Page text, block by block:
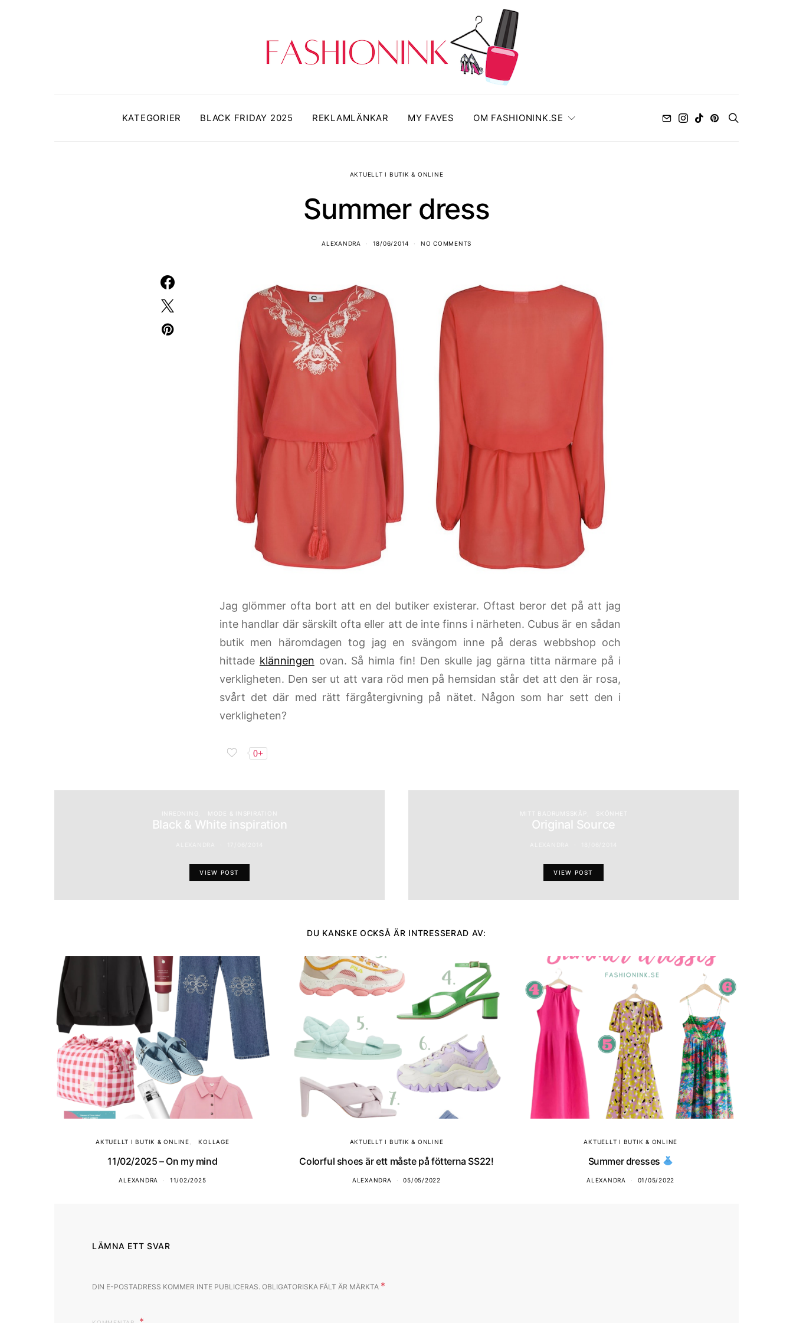
KATEGORIER BLACK FRIDAY 2025 REKLAMLÄNKAR MY FAVES OM FASHIONINK.SE
AKTUELLT I BUTIK & ONLINE
Summer dress
ALEXANDRA 18/06/2014 NO COMMENTS
Jag glömmer ofta bort att en del butiker existerar. Oftast beror det på att jag
inte handlar där särskilt ofta eller att de inte finns i närheten. Cubus är en sådan
butik men häromdagen tog jag en svängom inne på deras webbshop och
hittade klänningen ovan. Så himla fin! Den skulle jag gärna titta närmare på i
verkligheten. Den ser ut att vara röd men på hemsidan står det att den är rosa,
svårt det där med rätt färgåtergivning på nätet. Någon som har sett den i
verkligheten?
0+
INREDNING MODE & INSPIRATION
Black & White inspiration
VIEW POST
MITT BADRUMSSKÅP SKÖNHET
Original Source
VIEW POST
DU KANSKE OCKSÅ ÄR INTRESSERAD AV:
AKTUELLT I BUTIK & ONLINE KOLLAGE
11/02/2025 – On my mind
ALEXANDRA 11/02/2025
AKTUELLT I BUTIK & ONLINE
Colorful shoes är ett måste på fötterna SS22!
ALEXANDRA 05/05/2022
AKTUELLT I BUTIK & ONLINE
Summer dresses
ALEXANDRA 01/05/2022
LÄMNA ETT SVAR
DIN E-POSTADRESS KOMMER INTE PUBLICERAS. OBLIGATORISKA FÄLT ÄR MÄRKTA *